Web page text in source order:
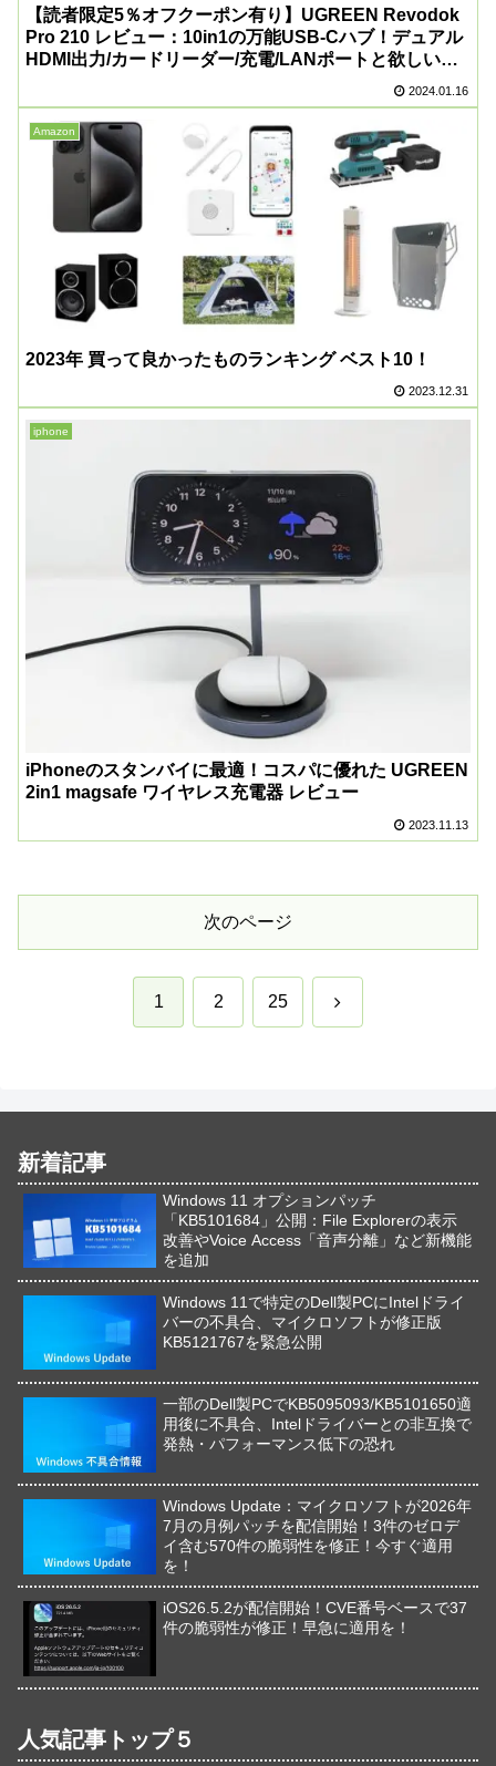
【読者限定5％オフクーポン有り】UGREEN Revodok
Pro 210 レビュー：10in1の万能USB-Cハブ！デュアル
HDMI出力/カードリーダー/充電/LANポートと欲しい機
2024.01.16
Amazon
2023年 買って良かったものランキング ベスト10！
2023.12.31
iphone
iPhoneのスタンバイに最適！コスパに優れた UGREEN
2in1 magsafe ワイヤレス充電器 レビュー
2023.11.13
次のページ
1 2 25 次
新着記事
Windows 11 オプションパッチ
「KB5101684」公開：File Explorerの表示
改善やVoice Access「音声分離」など新機能
を追加
Windows 11で特定のDell製PCにIntelドライ
バーの不具合、マイクロソフトが修正版
KB5121767を緊急公開
一部のDell製PCでKB5095093/KB5101650適
用後に不具合、Intelドライバーとの非互換で
発熱・パフォーマンス低下の恐れ
Windows Update：マイクロソフトが2026年
7月の月例パッチを配信開始！3件のゼロデ
イ含む570件の脆弱性を修正！今すぐ適用
を！
iOS26.5.2が配信開始！CVE番号ベースで37
件の脆弱性が修正！早急に適用を！
人気記事トップ５